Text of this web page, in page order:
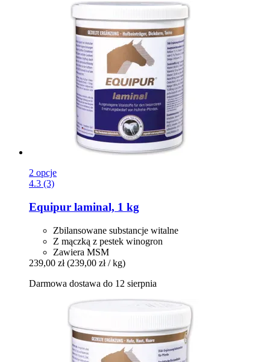
2 opcje
4.3 (3)
Equipur laminal, 1 kg
Zbilansowane substancje witalne
Z mączką z pestek winogron
Zawiera MSM
239,00 zł (239,00 zł / kg)
Darmowa dostawa do 12 sierpnia